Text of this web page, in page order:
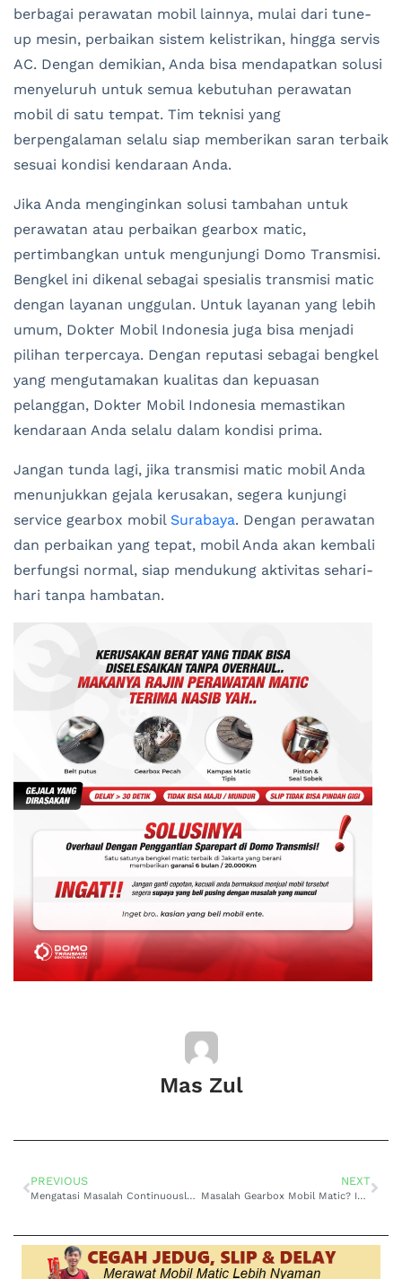
berbagai perawatan mobil lainnya, mulai dari tune-
up mesin, perbaikan sistem kelistrikan, hingga servis
AC. Dengan demikian, Anda bisa mendapatkan solusi
menyeluruh untuk semua kebutuhan perawatan
mobil di satu tempat. Tim teknisi yang
berpengalaman selalu siap memberikan saran terbaik
sesuai kondisi kendaraan Anda.
Jika Anda menginginkan solusi tambahan untuk
perawatan atau perbaikan gearbox matic,
pertimbangkan untuk mengunjungi Domo Transmisi.
Bengkel ini dikenal sebagai spesialis transmisi matic
dengan layanan unggulan. Untuk layanan yang lebih
umum, Dokter Mobil Indonesia juga bisa menjadi
pilihan terpercaya. Dengan reputasi sebagai bengkel
yang mengutamakan kualitas dan kepuasan
pelanggan, Dokter Mobil Indonesia memastikan
kendaraan Anda selalu dalam kondisi prima.
Jangan tunda lagi, jika transmisi matic mobil Anda
menunjukkan gejala kerusakan, segera kunjungi
service gearbox mobil Surabaya. Dengan perawatan
dan perbaikan yang tepat, mobil Anda akan kembali
berfungsi normal, siap mendukung aktivitas sehari-
hari tanpa hambatan.
Mas Zul
PREVIOUS
Mengatasi Masalah Continuously Variable Transmission (CVT) pada Mobil Matic Nissan
NEXT
Masalah Gearbox Mobil Matic? Ini Tanda-Tanda yang Wajib Diketahui Setiap Pengemudi